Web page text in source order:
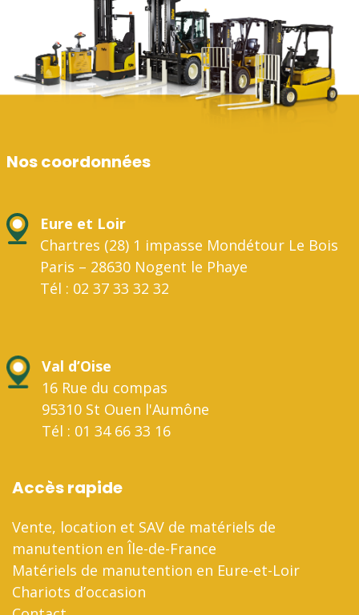
Nos coordonnées
Eure et Loir
Chartres (28) 1 impasse Mondétour Le Bois
Paris – 28630 Nogent le Phaye
Tél : 02 37 33 32 32
Val d’Oise
16 Rue du compas
95310 St Ouen l'Aumône
Tél : 01 34 66 33 16
Accès rapide
Vente, location et SAV de matériels de
manutention en Île-de-France
Matériels de manutention en Eure-et-Loir
Chariots d’occasion